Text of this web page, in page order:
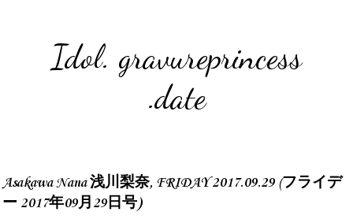
Idol. gravureprincess
.date
Asakawa Nana 浅川梨奈, FRIDAY 2017.09.29 (フライデ
ー 2017年09月29日号)